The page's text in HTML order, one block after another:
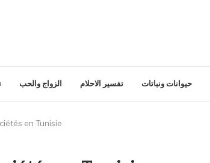
الزواج والحب تفسير الاحلام حيوانات ونباتات
en Tunisie